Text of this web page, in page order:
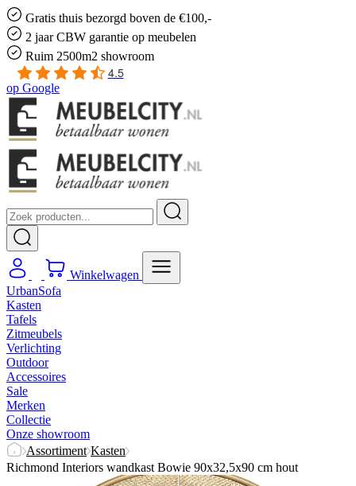
Gratis thuis bezorgd boven de €100,-
2 jaar CBW garantie op meubelen
Ruim 2500m2 showroom
4.5
op Google
Winkelwagen
UrbanSofa
Kasten
Tafels
Zitmeubels
Verlichting
Outdoor
Accessoires
Sale
Merken
Collectie
Onze showroom
Assortiment Kasten
Richmond Interiors wandkast Bowie 90x32,5x90 cm hout